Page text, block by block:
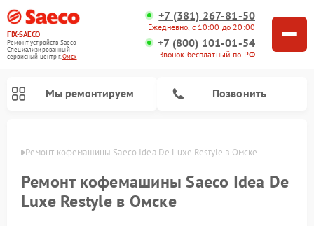
FIX-SAECO
Ремонт устройств Saeco
Специализированный
cервисный центр г.Омск
+7 (381) 267-81-50
Ежедневно, с 10:00 до 20:00
+7 (800) 101-01-54
Звонок бесплатный по РФ
Мы ремонтируем Позвонить
Ремонт кофемашины Saeco Idea De Luxe Restyle в Омске
Ремонт кофемашины Saeco Idea De
Luxe Restyle в Омске